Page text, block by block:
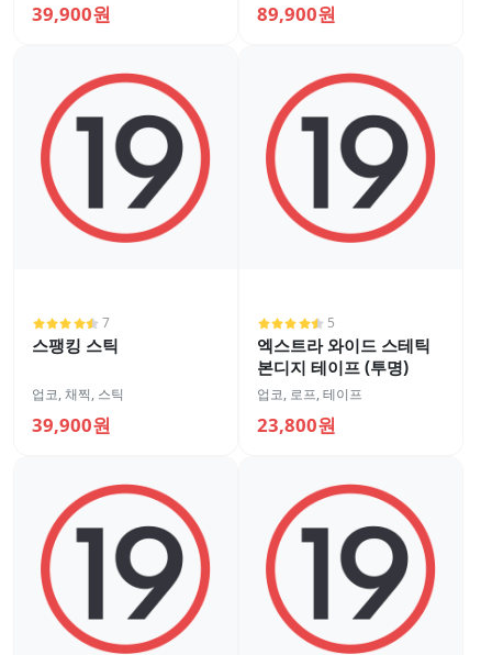
39,900원 89,900원
7
스팽킹 스틱
업코,채찍, 스틱
39,900원
5
엑스트라 와이드 스테틱
본디지 테이프 (투명)
업코, 로프, 테이프
23,800원